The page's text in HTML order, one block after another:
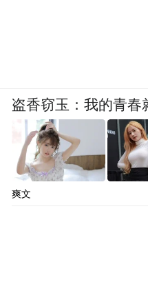
盗香窃玉：我的青春
爽文